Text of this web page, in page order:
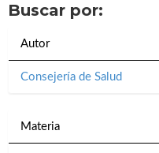
Buscar por:
Autor
Consejería de Salud
Materia